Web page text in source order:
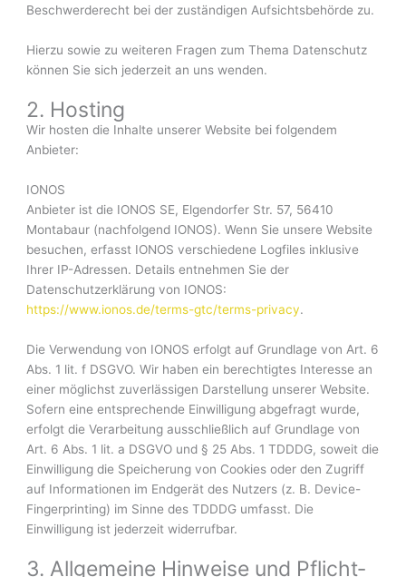
Beschwerderecht bei der zuständigen Aufsichtsbehörde zu.
Hierzu sowie zu weiteren Fragen zum Thema Datenschutz
können Sie sich jederzeit an uns wenden.
2. Hosting
Wir hosten die Inhalte unserer Website bei folgendem
Anbieter:
IONOS
Anbieter ist die IONOS SE, Elgendorfer Str. 57, 56410
Montabaur (nachfolgend IONOS). Wenn Sie unsere Website
besuchen, erfasst IONOS verschiedene Logfiles inklusive
Ihrer IP-Adressen. Details entnehmen Sie der
Datenschutzerklärung von IONOS:
https://www.ionos.de/terms-gtc/terms-privacy.
Die Verwendung von IONOS erfolgt auf Grundlage von Art. 6
Abs. 1 lit. f DSGVO. Wir haben ein berechtigtes Interesse an
einer möglichst zuverlässigen Darstellung unserer Website.
Sofern eine entsprechende Einwilligung abgefragt wurde,
erfolgt die Verarbeitung ausschließlich auf Grundlage von
Art. 6 Abs. 1 lit. a DSGVO und § 25 Abs. 1 TDDDG, soweit die
Einwilligung die Speicherung von Cookies oder den Zugriff
auf Informationen im Endgerät des Nutzers (z. B. Device-
Fingerprinting) im Sinne des TDDDG umfasst. Die
Einwilligung ist jederzeit widerrufbar.
3. Allgemeine Hinweise und Pflicht­